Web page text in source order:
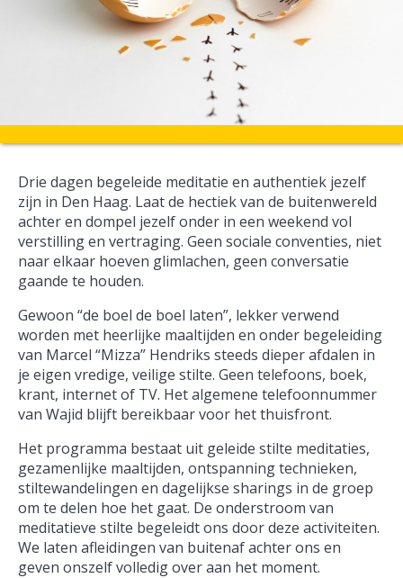
Drie dagen begeleide meditatie en authentiek jezelf
zijn in Den Haag. Laat de hectiek van de buitenwereld
achter en dompel jezelf onder in een weekend vol
verstilling en vertraging. Geen sociale conventies, niet
naar elkaar hoeven glimlachen, geen conversatie
gaande te houden.
Gewoon “de boel de boel laten”, lekker verwend
worden met heerlijke maaltijden en onder begeleiding
van Marcel “Mizza” Hendriks steeds dieper afdalen in
je eigen vredige, veilige stilte. Geen telefoons, boek,
krant, internet of TV. Het algemene telefoonnummer
van Wajid blijft bereikbaar voor het thuisfront.
Het programma bestaat uit geleide stilte meditaties,
gezamenlijke maaltijden, ontspanning technieken,
stiltewandelingen en dagelijkse sharings in de groep
om te delen hoe het gaat. De onderstroom van
meditatieve stilte begeleidt ons door deze activiteiten.
We laten afleidingen van buitenaf achter ons en
geven onszelf volledig over aan het moment.